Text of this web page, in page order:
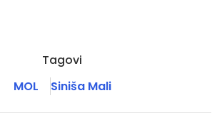
Tagovi
MOL
Siniša Mali